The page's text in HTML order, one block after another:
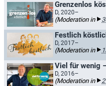
D, 2020–
(Moderation in
D, 2017–
(Moderation in
Viel für wenig
D, 2016–
(Moderation in